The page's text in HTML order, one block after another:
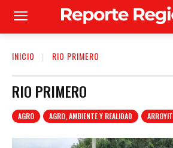
INICIO RIO PRIMERO
RIO PRIMERO
AGRO AGRO, AMBIENTE Y REALIDAD